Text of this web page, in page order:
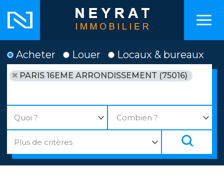
Acheter Louer Locaux & bureaux
PARIS 16EME ARRONDISSEMENT (75016)